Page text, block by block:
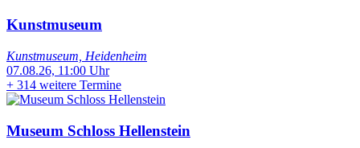
Kunstmuseum
Kunstmuseum, Heidenheim
07.08.26, 11:00 Uhr
+ 314 weitere Termine
Museum Schloss Hellenstein